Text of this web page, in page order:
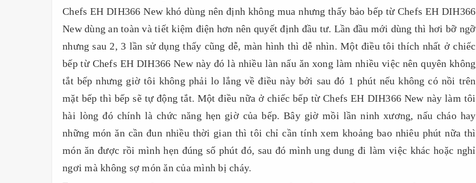
Chefs EH DIH366 New khó dùng nên định không mua nhưng thấy bảo bếp từ Chefs EH DIH366
New dùng an toàn và tiết kiệm điện hơn nên quyết định đầu tư. Lần đầu mới dùng thì hơi bỡ ngỡ
nhưng sau 2, 3 lần sử dụng thấy cũng dễ, màn hình thì dễ nhìn. Một điều tôi thích nhất ở chiếc
bếp từ Chefs EH DIH366 New này đó là nhiều làn nấu ăn xong làm nhiều việc nên quyên không
tắt bếp nhưng giờ tôi không phải lo lắng về điều này bởi sau đó 1 phút nếu không có nồi trên
mặt bếp thì bếp sẽ tự động tắt. Một điều nữa ở chiếc bếp từ Chefs EH DIH366 New này làm tôi
hài lòng đó chính là chức năng hẹn giờ của bếp. Bây giờ mồi lần ninh xương, nấu cháo hay
những món ăn cần đun nhiều thời gian thì tôi chỉ cần tính xem khoảng bao nhiêu phút nữa thì
món ăn được rồi mình hẹn đúng số phút đó, sau đó mình ung dung đi làm việc khác hoặc nghỉ
ngơi mà không sợ món ăn của mình bị cháy.